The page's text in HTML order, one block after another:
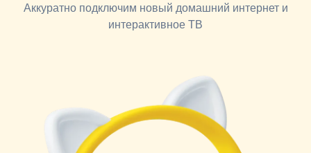
Аккуратно подключим новый домашний интернет и
интерактивное ТВ